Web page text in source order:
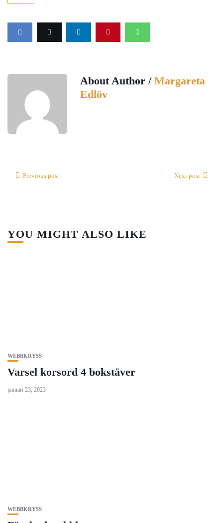
About Author / Margareta
Edlöv
Previous post Next post
YOU MIGHT ALSO LIKE
WEBBKRYSS
Varsel korsord 4 bokstäver
januari 23, 2023
WEBBKRYSS